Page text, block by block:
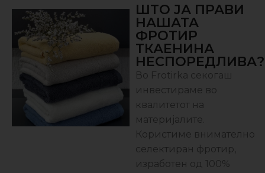
ШТО ЈА ПРАВИ
НАШАТА
ФРОТИР
ТКАЕНИНА
НЕСПОРЕДЛИВА?
Во Frotirka секогаш
инвестираме во
квалитетот на
материјалите.
Користиме внимателно
селектиран фротир,
изработен од 100%